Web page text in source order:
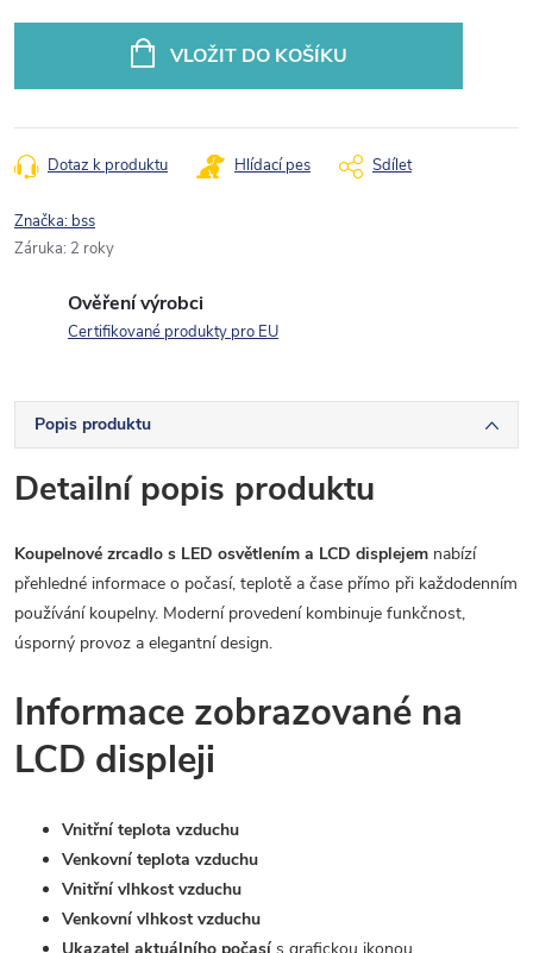
VLOŽIT DO KOŠÍKU
Dotaz k produktu Hlídací pes Sdílet
Značka: bss
Záruka: 2 roky
Ověření výrobci
Certifikované produkty pro EU
Popis produktu
Detailní popis produktu
Koupelnové zrcadlo s LED osvětlením a LCD displejem nabízí
přehledné informace o počasí, teplotě a čase přímo při každodenním
používání koupelny. Moderní provedení kombinuje funkčnost,
úsporný provoz a elegantní design.
Informace zobrazované na
LCD displeji
Vnitřní teplota vzduchu
Venkovní teplota vzduchu
Vnitřní vlhkost vzduchu
Venkovní vlhkost vzduchu